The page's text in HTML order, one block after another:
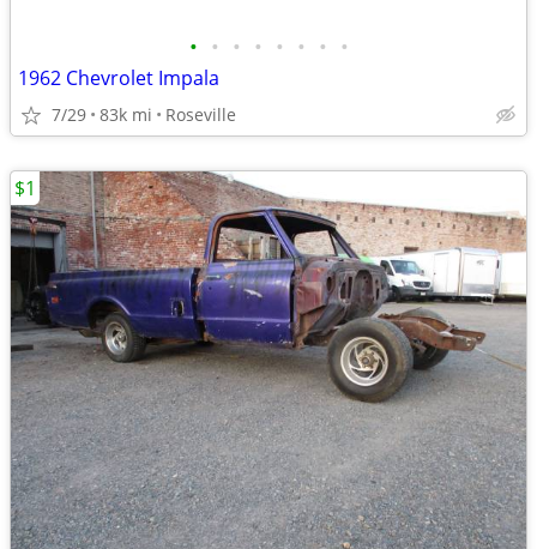
• • • • • • • •
1962 Chevrolet Impala
7/29 83k mi Roseville
$1